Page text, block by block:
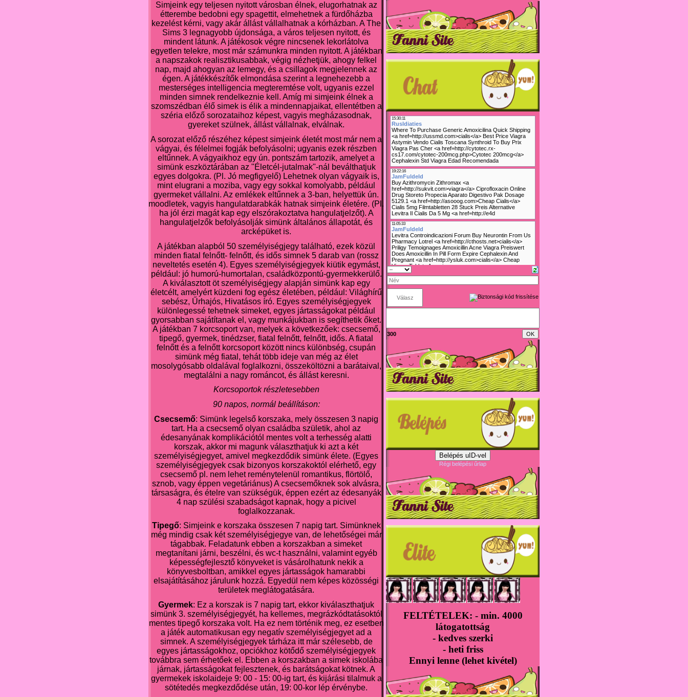
Simjeink egy teljesen nyitott városban élnek, elugorhatnak az
étterembe bedobni egy spagettit, elmehetnek a fürdőházba
kezelést kérni, vagy akár állást vállalhatnak a kórházban. A The
Sims 3 legnagyobb újdonsága, a város teljesen nyitott, és
mindent látunk. A játékosok végre nincsenek lekorlátolva
egyetlen telekre, most már számunkra minden nyitott. A játékban
a napszakok realisztikusabbak, végig nézhetjük, ahogy felkel
nap, majd ahogyan az lemegy, és a csillagok megjelennek az
égen. A játékkészítők elmondása szerint a legnehezebb a
mesterséges intelligencia megteremtése volt, ugyanis ezzel
minden simnek rendelkeznie kell. Amíg mi simjeink élnek a
szomszédban élő simek is élik a mindennapjaikat, ellentétben a
széria előző sorozataihoz képest, vagyis megházasodnak,
gyereket szülnek, állást vállalnak, elválnak.
A sorozat előző részéhez képest simjeink életét most már nem a
vágyai, és félelmei fogják befolyásolni; ugyanis ezek részben
eltűnnek. A vágyaikhoz egy ún. pontszám tartozik, amelyet a
simünk eszköztárában az "Életcél-jutalmak"-nál beválthatjuk
egyes dolgokra. (Pl. Jó megfigyelő) Lehetnek olyan vágyaik is,
mint elugrani a moziba, vagy egy sokkal komolyabb, például
gyermeket vállalni. Az emlékek eltűnnek a 3-ban, helyettük ún.
moodletek, vagyis hangulatdarabkák hatnak simjeink életére. (Pl.
ha jól érzi magát kap egy elszórakoztatva hangulatjelzőt). A
hangulatjelzők befolyásolják simünk általános állapotát, és
arcképüket is.
A játékban alapból 50 személyiségjegy található, ezek közül
minden fiatal felnőtt- felnőtt, és idős simnek 5 darab van (rossz
neveltetés esetén 4). Egyes személyiségjegyek kiütik egymást,
például: jó humorú-humortalan, családközpontú-gyermekkerülő.
A kiválasztott öt személyiségjegy alapján simünk kap egy
életcélt, amelyért küzdeni fog egész életében, például: Világhírű
sebész, Űrhajós, Hivatásos író. Egyes személyiségjegyek
különlegessé tehetnek simeket, egyes jártasságokat például
gyorsabban sajátítanak el, vagy munkájukban is segíthetik őket.
A játékban 7 korcsoport van, melyek a következőek: csecsemő,
tipegő, gyermek, tinédzser, fiatal felnőtt, felnőtt, idős. A fiatal
felnőtt és a felnőtt korcsoport között nincs különbség, csupán
simünk még fiatal, tehát több ideje van még az élet
mosolygósabb oldalával foglalkozni, összeköltözni a barátaival,
megtalálni a nagy románcot, és állást keresni.
Korcsoportok részletesebben
90 napos, normál beállításon:
Csecsemő: Simünk legelső korszaka, mely összesen 3 napig
tart. Ha a csecsemő olyan családba születik, ahol az
édesanyának komplikációtól mentes volt a terhesség alatti
korszak, akkor mi magunk választhatjuk ki azt a két
személyiségjegyet, amivel megkezdődik simünk élete. (Egyes
személyiségjegyek csak bizonyos korszakoktól elérhető, egy
csecsemő pl. nem lehet reménytelenül romantikus, flörtölő,
sznob, vagy éppen vegetáriánus) A csecsemőknek sok alvásra,
társaságra, és ételre van szükségük, éppen ezért az édesanyák
4 nap szülési szabadságot kapnak, hogy a picivel
foglalkozzanak.
Tipegő: Simjeink e korszaka összesen 7 napig tart. Simünknek
még mindig csak két személyiségjegye van, de lehetőségei már
tágabbak. Feladatunk ebben a korszakban a simeket
megtanítani járni, beszélni, és wc-t használni, valamint egyéb
képességfejlesztő könyveket is vásárolhatunk nekik a
könyvesboltban, amikkel egyes jártasságok hamarabbi
elsajátításához járulunk hozzá. Egyedül nem képes közösségi
területek meglátogatására.
Gyermek: Ez a korszak is 7 napig tart, ekkor kiválaszthatjuk
simünk 3. személyiségjegyét, ha kellemes, megrázkódtatásoktól
mentes tipegő korszaka volt. Ha ez nem történik meg, ez esetben
a játék automatikusan egy negatív személyiségjegyet ad a
simnek. A személyiségjegyek tárháza itt már szélesebb, de
egyes jártasságokhoz, opciókhoz kötődő személyiségjegyek
továbbra sem érhetőek el. Ebben a korszakban a simek iskolába
járnak, jártasságokat fejlesztenek, és barátságokat kötnek. A
gyermekek iskolaideje 9: 00 - 15: 00-ig tart, és kijárási tilalmuk a
sötétedés megkezdődése után, 19: 00-kor lép érvénybe.
300
Belépés uID-vel
Régi belépési űrlap
FELTÉTELEK: - min. 4000
látogatottság
- kedves szerki
- heti friss
Ennyi lenne (lehet kivétel)